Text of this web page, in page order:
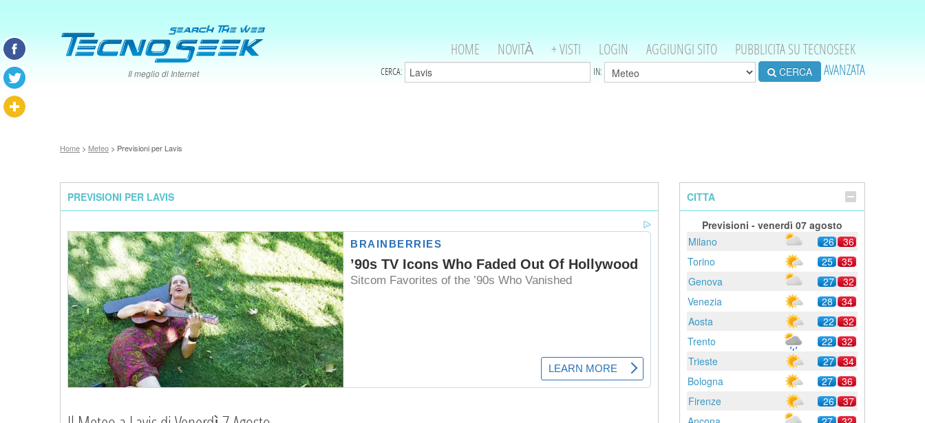
Il meglio di Internet
HOME NOVITÀ + VISTI LOGIN AGGIUNGI SITO PUBBLICITA SU TECNOSEEK
CERCA: IN: CERCA AVANZATA
Home > Meteo > Previsioni per Lavis
PREVISIONI PER LAVIS CITTA
Previsioni - venerdì 07 agosto
Milano
26
36
Torino
25
35
Genova
27
32
Venezia
28
34
Aosta
22
32
Trento
22
32
Trieste
27
34
Bologna
27
36
Firenze
26
37